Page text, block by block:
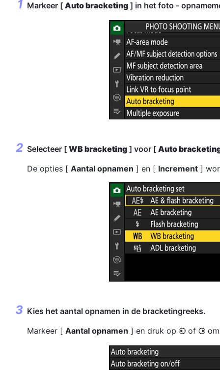
Markeer [ Auto bracketing ] in het foto -
Selecteer [ WB bracketing ] voor [ Auto
De opties [ Aantal opnamen ] en [ Increment ]
Kies het aantal opnamen in de bracketingreeks.
Markeer [ Aantal opnamen ] en druk op 4 of 2